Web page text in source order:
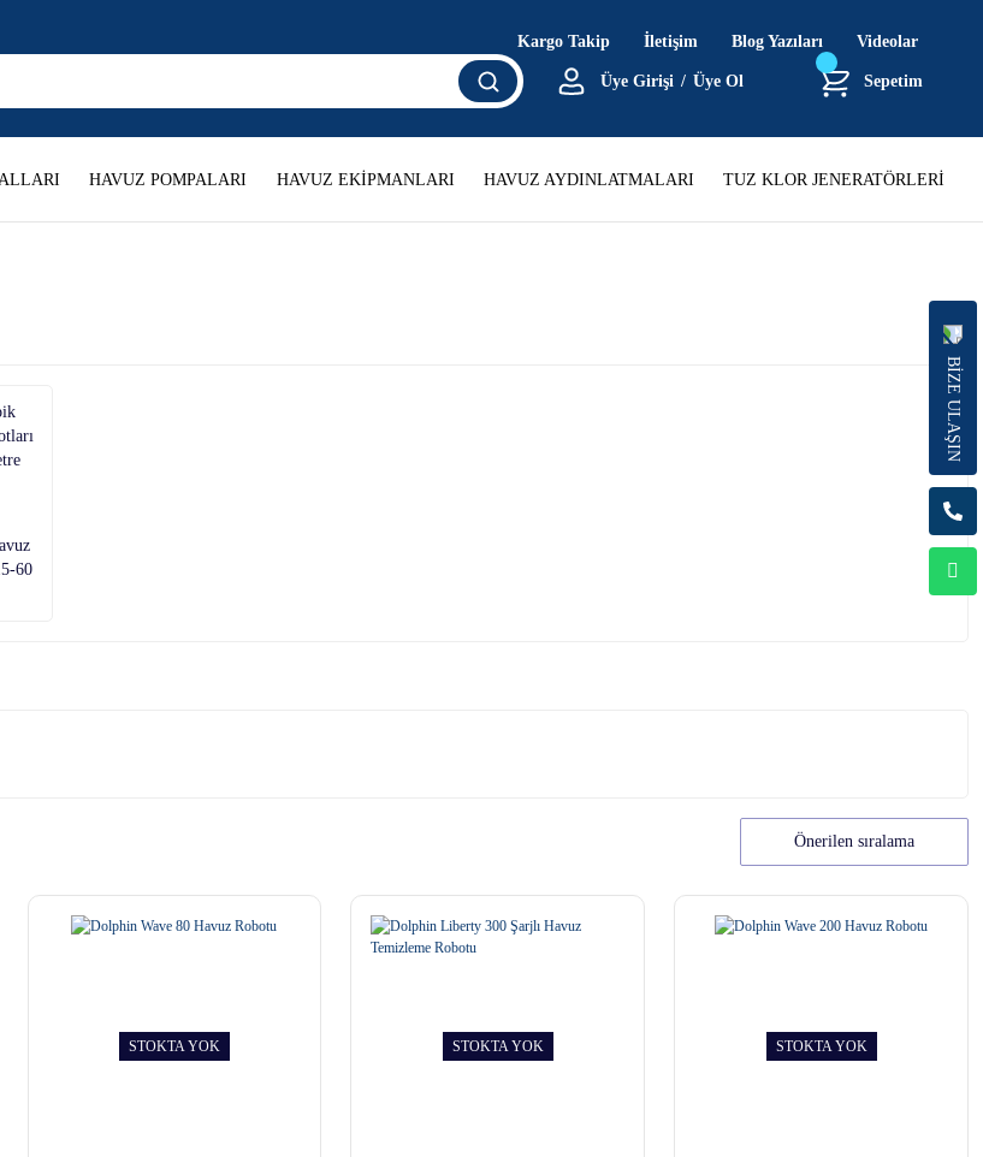
Kargo Takip İletişim Blog Yazıları Videolar
Üye Girişi / Üye Ol Sepetim
HAVUZ POMPALARI HAVUZ EKİPMANLARI HAVUZ AYDINLATMALARI TUZ KLOR JENERATÖRLERİ
60
STOKTA YOK STOKTA YOK STOKTA YOK
BİZE ULAŞIN